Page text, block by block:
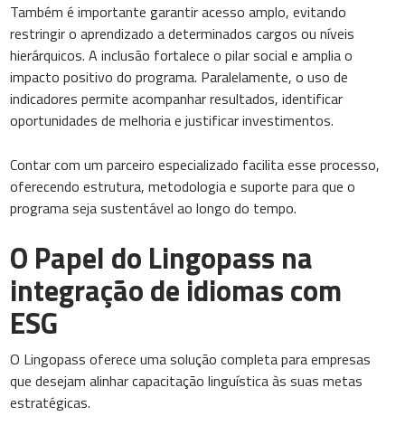
Também é importante garantir acesso amplo, evitando
restringir o aprendizado a determinados cargos ou níveis
hierárquicos. A inclusão fortalece o pilar social e amplia o
impacto positivo do programa. Paralelamente, o uso de
indicadores permite acompanhar resultados, identificar
oportunidades de melhoria e justificar investimentos.
Contar com um parceiro especializado facilita esse processo,
oferecendo estrutura, metodologia e suporte para que o
programa seja sustentável ao longo do tempo.
O Papel do Lingopass na
integração de idiomas com
ESG
O Lingopass oferece uma solução completa para empresas
que desejam alinhar capacitação linguística às suas metas
estratégicas.